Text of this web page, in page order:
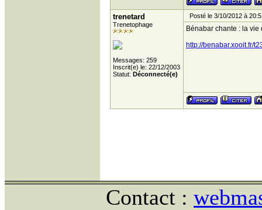
trenetard
Trenetophage
Messages: 259
Inscrit(e) le: 22/12/2003
Statut: Déconnecté(e)
Posté le 3/10/2012 à
Bénabar chante : la vie
http://benabar.xooit.fr/
Contact :